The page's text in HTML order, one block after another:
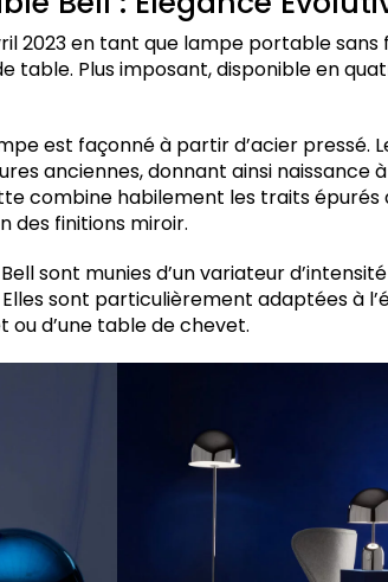
2023 en tant que lampe portable sans
table. Plus imposant, disponible en
est façonné à partir d’acier pressé.
anciennes, donnant ainsi naissance
combine habilement les traits
des finitions miroir.
sont munies d’un variateur
sont particulièrement adaptées à
ou d’une table de chevet.